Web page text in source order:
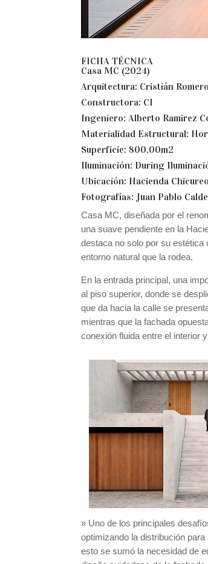
FICHA TÉCNICA
Casa MC (2024)
Arquitectura: Cristián
Constructora: C1
Ingeniero: Alberto Ramirez
Materialidad Estructural:
Superficie: 800,00m2
Iluminación: During
Ubicación: Hacienda
Fotografías: Juan Pablo
Casa MC, diseñada por el
una suave pendiente en la
destaca no solo por su estética
entorno natural que la rodea.
En la entrada principal, una
al piso superior, donde se
que da hacia la calle se
mientras que la fachada
conexión fluida entre el interior
» Uno de los principales
optimizando la distribución
esto se sumó la necesidad de